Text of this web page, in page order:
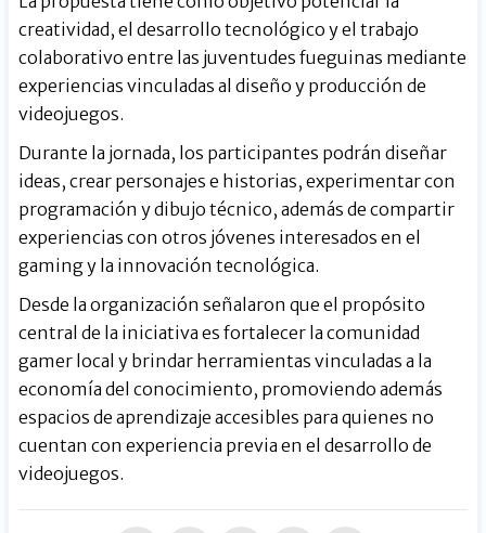
creatividad, el desarrollo tecnológico y el trabajo
colaborativo entre las juventudes fueguinas mediante
experiencias vinculadas al diseño y producción de
videojuegos.
Durante la jornada, los participantes podrán diseñar
ideas, crear personajes e historias, experimentar con
programación y dibujo técnico, además de compartir
experiencias con otros jóvenes interesados en el
gaming y la innovación tecnológica.
Desde la organización señalaron que el propósito
central de la iniciativa es fortalecer la comunidad
gamer local y brindar herramientas vinculadas a la
economía del conocimiento, promoviendo además
espacios de aprendizaje accesibles para quienes no
cuentan con experiencia previa en el desarrollo de
videojuegos.